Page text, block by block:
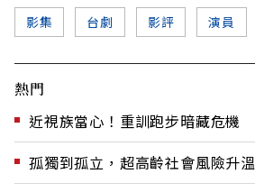
影集 台劇 影評 演員
熱門
近視族當心！重訓跑步暗藏危機
孤獨到孤立，超高齡社會風險升溫